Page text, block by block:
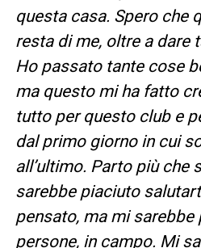
questa casa. Spero che
resta di me, oltre a dare
Ho passato tante cose
ma questo mi ha fatto
tutto per questo club e
dal primo giorno in cui
all’ultimo. Parto più che
sarebbe piaciuto
pensato, ma mi
persone, in campo. Mi